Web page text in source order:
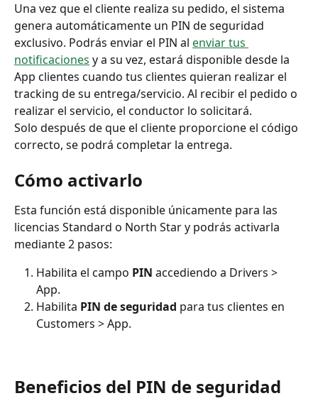
Una vez que el cliente realiza su pedido, el sistema
genera automáticamente un PIN de seguridad
exclusivo. Podrás enviar el PIN al enviar tus
notificaciones y a su vez, estará disponible desde la
App clientes cuando tus clientes quieran realizar el
tracking de su entrega/servicio. Al recibir el pedido o
realizar el servicio, el conductor lo solicitará.
Solo después de que el cliente proporcione el código
correcto, se podrá completar la entrega.
Cómo activarlo
Esta función está disponible únicamente para las
licencias Standard o North Star y podrás activarla
mediante 2 pasos:
Habilita el campo PIN accediendo a Drivers >
App.
Habilita PIN de seguridad para tus clientes en
Customers > App.
Beneficios del PIN de seguridad